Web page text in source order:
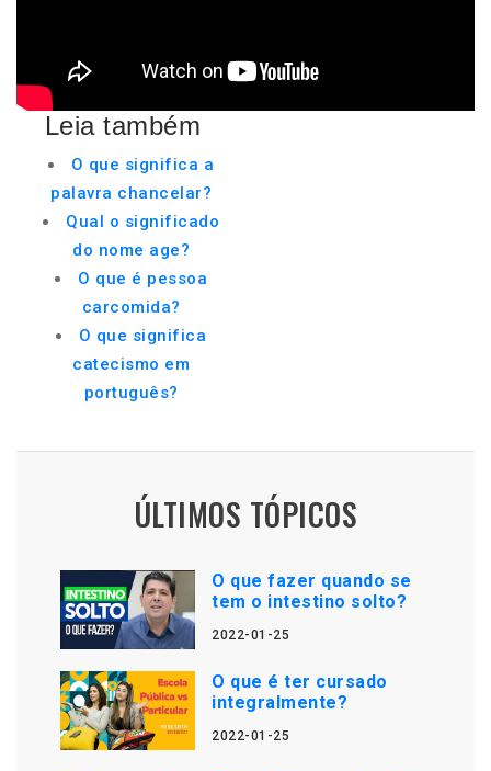
Leia também
O que significa a
palavra chancelar?
Qual o significado
do nome age?
O que é pessoa
carcomida?
O que significa
catecismo em
português?
ÚLTIMOS TÓPICOS
O que fazer quando se
tem o intestino solto?
2022-01-25
O que é ter cursado
integralmente?
2022-01-25